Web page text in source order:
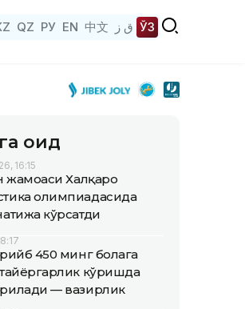
QZ РУ EN 中文 ق ز ЎЗ
оид
16:15
жамоаси Халқаро
олимпиадасида
кўрсатди
450 минг болага
кўришда
— вазирлик